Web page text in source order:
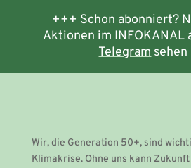
+++ Schon abonniert?
Aktionen im INFOKANAL
Telegramsehen
Wir, die Generation 50+, sind
Klimakrise. Ohne uns kann